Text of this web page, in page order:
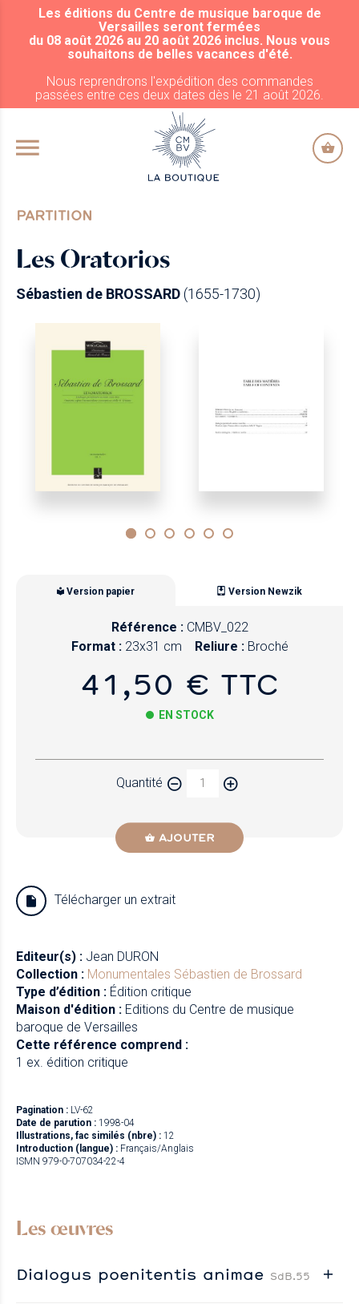
ALLER AU CONTENU PRINCIPAL
Les éditions du Centre de musique baroque de
Versailles seront fermées
du 08 août 2026 au 20 août 2026 inclus. Nous vous
souhaitons de belles vacances d'été.
Nous reprendrons l'expédition des commandes
passées entre ces deux dates dès le 21 août 2026.
PARTITION
Les Oratorios
Sébastien de BROSSARD(1655-1730)
Version papier Version Newzik
Référence : CMBV_022
Format : 23x31 cm Reliure : Broché
41,50 € TTC
EN STOCK
Quantité
AJOUTER
Télécharger un extrait
Editeur(s) : Jean DURON
Collection : Monumentales Sébastien de Brossard
Type d’édition : Édition critique
Maison d'édition : Editions du Centre de musique
baroque de Versailles
Cette référence comprend :
1 ex. édition critique
Pagination : LV-62
Date de parution : 1998-04
Illustrations, fac similés (nbre) : 12
Introduction (langue) : Français/Anglais
ISMN 979-0-707034-22-4
Les œuvres
Dialogus poenitentis animae SdB.55